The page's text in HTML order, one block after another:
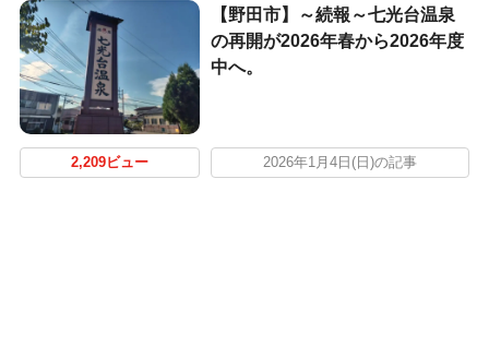
【野田市】～続報～七光台温泉
の再開が2026年春から2026年度
中へ。
2,209ビュー 2026年1月4日(日)の記事